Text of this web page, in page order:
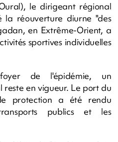
le dirigeant régional
la réouverture diurne "des
en Extrême-Orient, a
sportives individuelles
de l'épidémie, un
en vigueur. Le port du
protection a été rendu
publics et les